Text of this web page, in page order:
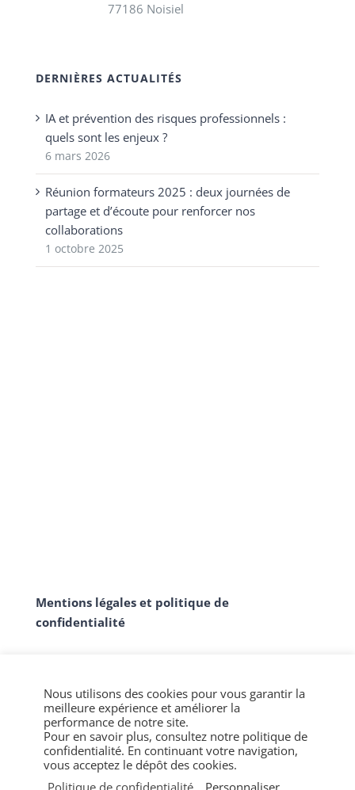
77186 Noisiel
DERNIÈRES ACTUALITÉS
IA et prévention des risques professionnels :
quels sont les enjeux ?
6 mars 2026
Réunion formateurs 2025 : deux journées de
partage et d’écoute pour renforcer nos
collaborations
1 octobre 2025
Mentions légales et politique de
confidentialité
Nous utilisons des cookies pour vous garantir la
meilleure expérience et améliorer la
performance de notre site.
Pour en savoir plus, consultez notre politique de
confidentialité. En continuant votre navigation,
vous acceptez le dépôt des cookies.
Politique de confidentialité
Personnaliser